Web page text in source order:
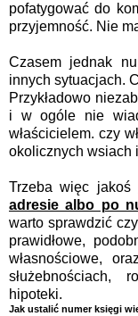
pofatygować do
przyjemność. Nie
Czasem jednak
innych sytuacjach.
Przykładowo
i w ogóle nie
właścicielem. czy
okolicznych wsiach
Trzeba więc jakoś
adresie albo po
warto sprawdzić
prawidłowe,
własnościowe,
służebnościach,
hipoteki.
Jak ustalić numer księgi